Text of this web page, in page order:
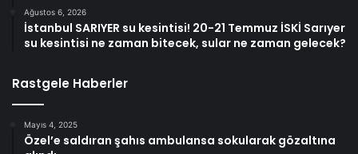
Ağustos 6, 2026
İstanbul SARIYER su kesintisi! 20-21 Temmuz İSKİ Sarıyer
su kesintisi ne zaman bitecek, sular ne zaman gelecek?
Rastgele Haberler
Mayıs 4, 2025
Özel’e saldıran şahıs ambulansa sokularak gözaltına